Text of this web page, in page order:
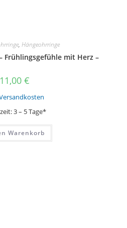
, Hängeohrringe
Frühlingsgefühle mit Herz –
11,00 €
3 – 5 Tage*
Warenkorb